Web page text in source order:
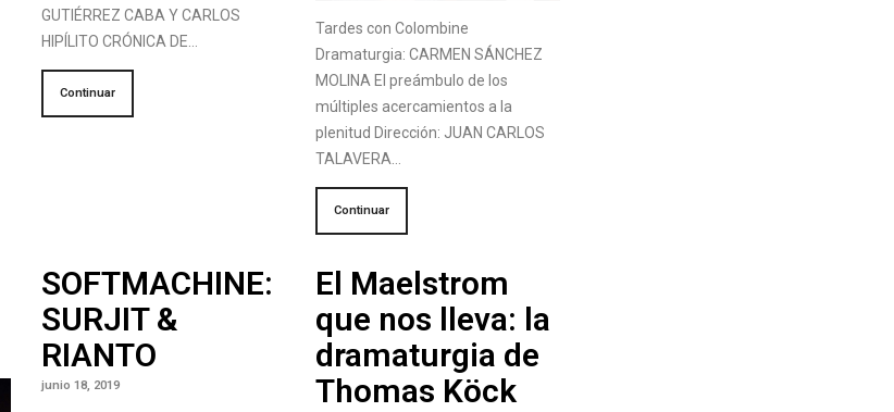
GUTIÉRREZ CABA Y CARLOS
HIPÍLITO CRÓNICA DE…
Continuar
Tardes con Colombine
Dramaturgia: CARMEN SÁNCHEZ
MOLINA El preámbulo de los
múltiples acercamientos a la
plenitud Dirección: JUAN CARLOS
TALAVERA…
Continuar
SOFTMACHINE:
SURJIT &
RIANTO
junio 18, 2019
El Maelstrom
que nos lleva: la
dramaturgia de
Thomas Köck